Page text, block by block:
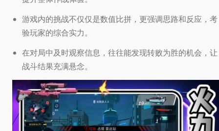
游戏内的挑战不仅仅是数值比拼，更强调思路和反应，考
验玩家的综合实力。
在对局中及时观察信息，往往能发现转败为胜的机会，让
战斗结果充满悬念。